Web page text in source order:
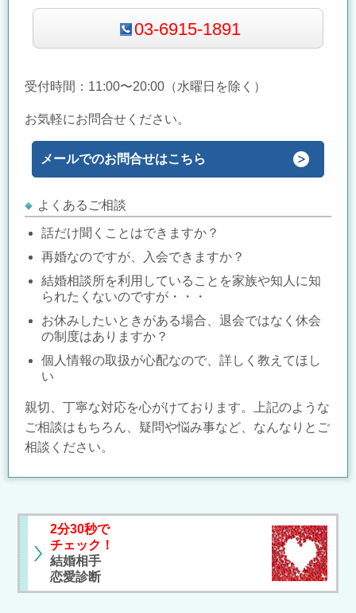
03-6915-1891
受付時間：11:00〜20:00（水曜日を除く）
お気軽にお問合せください。
メールでのお問合せはこちら
よくあるご相談
話だけ聞くことはできますか？
再婚なのですが、入会できますか？
結婚相談所を利用していることを家族や知人に知
られたくないのですが・・・
お休みしたいときがある場合、退会ではなく休会
の制度はありますか？
個人情報の取扱が心配なので、詳しく教えてほし
い
親切、丁寧な対応を心がけております。上記のような
ご相談はもちろん、疑問や悩み事など、なんなりとご
相談ください。
2分30秒で
チェック！
結婚相手
恋愛診断